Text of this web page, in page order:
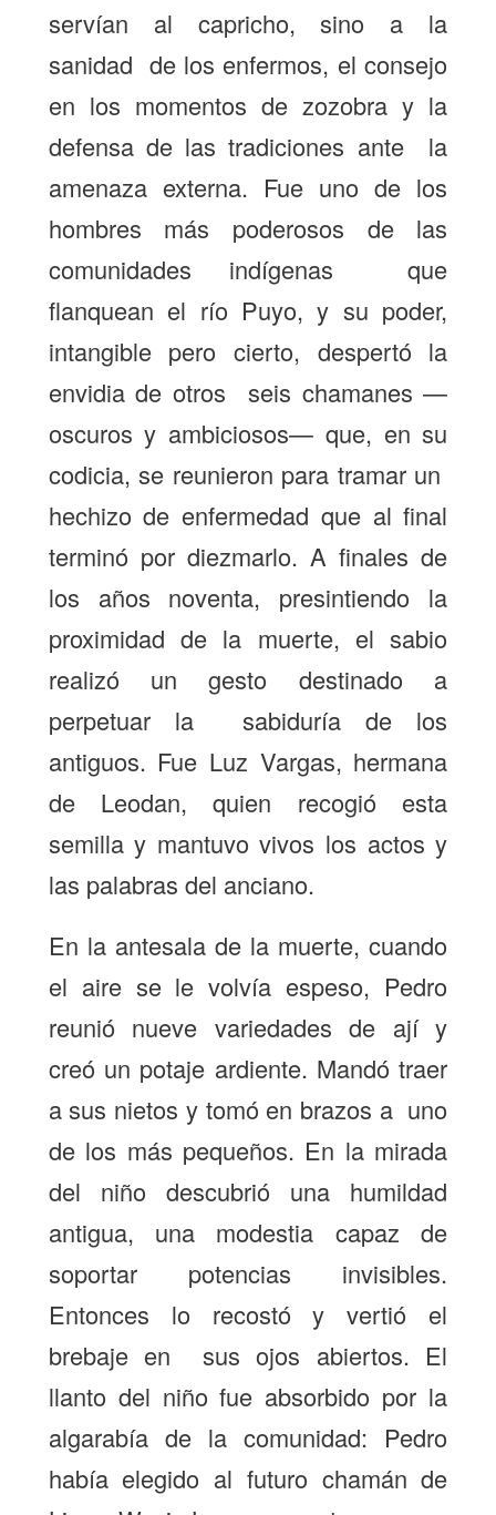
servían al capricho, sino a la
sanidad de los enfermos, el consejo
en los momentos de zozobra y la
defensa de las tradiciones ante la
amenaza externa. Fue uno de los
hombres más poderosos de las
comunidades indígenas que
flanquean el río Puyo, y su poder,
intangible pero cierto, despertó la
envidia de otros seis chamanes —
oscuros y ambiciosos— que, en su
codicia, se reunieron para tramar un
hechizo de enfermedad que al final
terminó por diezmarlo. A finales de
los años noventa, presintiendo la
proximidad de la muerte, el sabio
realizó un gesto destinado a
perpetuar la sabiduría de los
antiguos. Fue Luz Vargas, hermana
de Leodan, quien recogió esta
semilla y mantuvo vivos los actos y
las palabras del anciano.
En la antesala de la muerte, cuando
el aire se le volvía espeso, Pedro
reunió nueve variedades de ají y
creó un potaje ardiente. Mandó traer
a sus nietos y tomó en brazos a uno
de los más pequeños. En la mirada
del niño descubrió una humildad
antigua, una modestia capaz de
soportar potencias invisibles.
Entonces lo recostó y vertió el
brebaje en sus ojos abiertos. El
llanto del niño fue absorbido por la
algarabía de la comunidad: Pedro
había elegido al futuro chamán de